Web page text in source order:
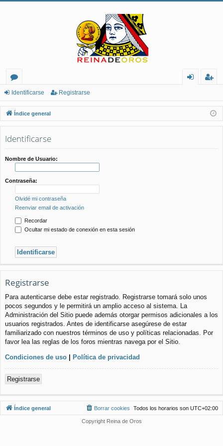
or
os
nt
ifi
ist
ra
Identificarse Registrarse
Índice general
Identificarse
Nombre de Usuario:
Contraseña:
Olvidé mi contraseña
Reenviar email de activación
Recordar
Ocultar mi estado de conexión en esta sesión
Registrarse
Para autenticarse debe estar registrado. Registrarse tomará solo unos
pocos segundos y le permitirá un amplio acceso al sistema. La
Administración del Sitio puede además otorgar permisos adicionales a los
usuarios registrados. Antes de identificarse asegúrese de estar
familiarizado con nuestros términos de uso y políticas relacionadas. Por
favor lea las reglas de los foros mientras navega por el Sitio.
Condiciones de uso | Política de privacidad
Registrarse
Índice general Todos los horarios son UTC+02:00
Borrar cookies
Copyright Reina de Oros